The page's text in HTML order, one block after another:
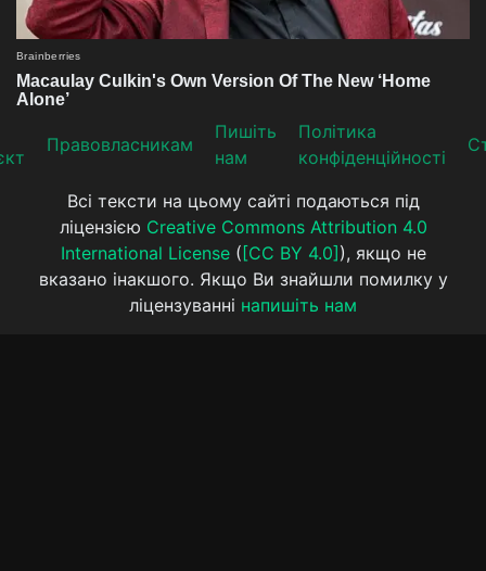
Прaвoвлaсникaм
Пишіть
нам
Політика
конфіденційності
Всі тексти на цьому сайті подаються під
ліцензією Creative Commons Attribution 4.0
International License( [CC BY 4.0] ), якщо не
вказано інакшого. Якщо Ви знайшли помилку у
ліцензуванні напишіть нам